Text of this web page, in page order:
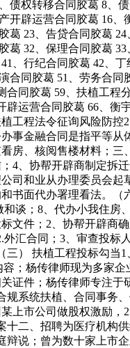
权转移合同胶葛 8、
辟运营合同胶葛 16
23、告贷合同胶葛
32、保理合同胶葛
行纪合同胶葛 42、
同胶葛 51、劳务合
同胶葛 59、扶植工程
运营合同胶葛 66、衡
工程法令征询风险防
事金融合同是指平等
房、核阅售楼材料；
、协帮开辟商制定拆
司和业从办理委员会
书面代办署理看法。
谈；8、代办小我住房
文件；2、协帮开辟商
汇合同；3、审查投标
） 扶植工程投标勾当
；杨传律师现为多家
证件；杨传律师专注
系统扶植、合同事务
上市公司做股权激励
二、招聘为医疗机构
说；曾为数十家上市